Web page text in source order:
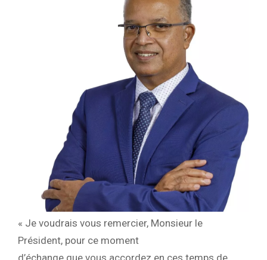
« Je voudrais vous remercier, Monsieur le
Président, pour ce moment